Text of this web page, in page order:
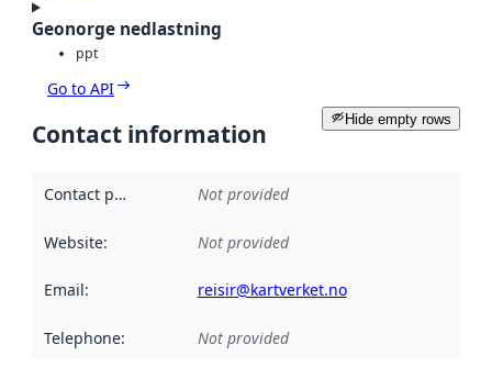
Geonorge nedlastning
ppt
Go to API
Hide empty rows
Contact information
Contact point Not provided
Website: Not provided
Email: reisir@kartverket.no
Telephone: Not provided